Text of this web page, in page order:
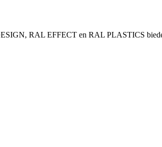
RAL EFFECT en RAL PLASTICS